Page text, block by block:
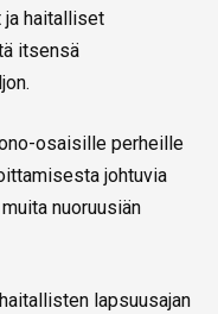
ja haitalliset
itsensä
osaisille perheille
johtuvia
nuoruusiän
lapsuusajan